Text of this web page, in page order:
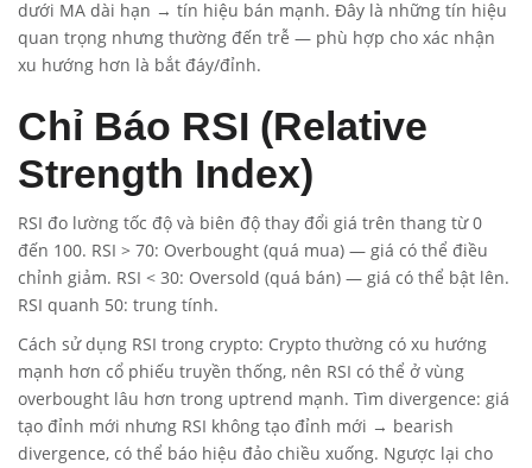
dưới MA dài hạn → tín hiệu bán mạnh. Đây là những tín hiệu
quan trọng nhưng thường đến trễ — phù hợp cho xác nhận
xu hướng hơn là bắt đáy/đỉnh.
Chỉ Báo RSI (Relative
Strength Index)
RSI đo lường tốc độ và biên độ thay đổi giá trên thang từ 0
đến 100. RSI > 70: Overbought (quá mua) — giá có thể điều
chỉnh giảm. RSI < 30: Oversold (quá bán) — giá có thể bật lên.
RSI quanh 50: trung tính.
Cách sử dụng RSI trong crypto: Crypto thường có xu hướng
mạnh hơn cổ phiếu truyền thống, nên RSI có thể ở vùng
overbought lâu hơn trong uptrend mạnh. Tìm divergence: giá
tạo đỉnh mới nhưng RSI không tạo đỉnh mới → bearish
divergence, có thể báo hiệu đảo chiều xuống. Ngược lại cho